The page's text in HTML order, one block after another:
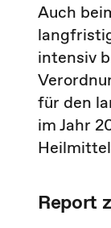
Auch
intensiv
für den
im Jahr
Report